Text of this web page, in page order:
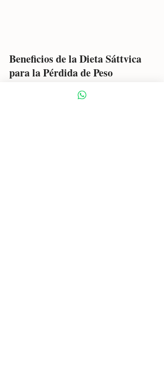
Beneficios de la Dieta Sáttvica
para la Pérdida de Peso
vegetales, como frutas, verduras y